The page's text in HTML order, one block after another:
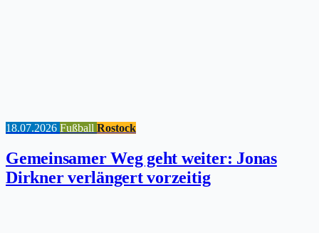
18.07.2026 Fußball Rostock
Gemeinsamer Weg geht weiter: Jonas
Dirkner verlängert vorzeitig